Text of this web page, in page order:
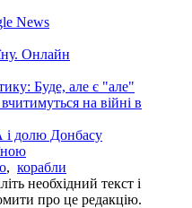
News
Онлайн
Буде, але є "але"
на війні в
і долю Донбасу
, корабли
необхідний текст і
про це редакцію.